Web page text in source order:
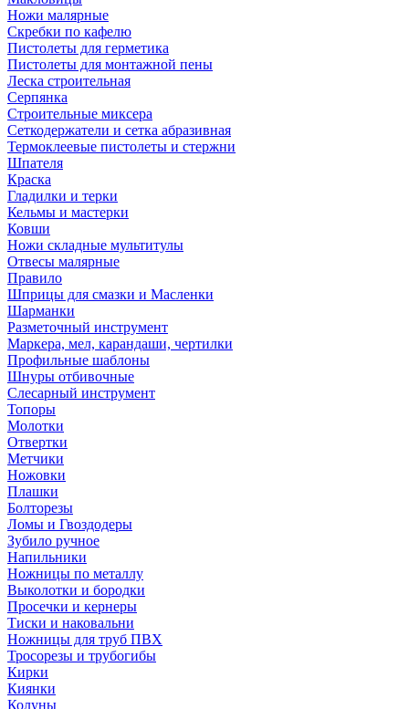
Ножи малярные
Скребки по кафелю
Пистолеты для герметика
Пистолеты для монтажной пены
Леска строительная
Серпянка
Строительные миксера
Сеткодержатели и сетка абразивная
Термоклеевые пистолеты и стержни
Шпателя
Краска
Гладилки и терки
Кельмы и мастерки
Ковши
Ножи складные мультитулы
Отвесы малярные
Правило
Шприцы для смазки и Масленки
Шарманки
Разметочный инструмент
Маркера, мел, карандаши, чертилки
Профильные шаблоны
Шнуры отбивочные
Слесарный инструмент
Топоры
Молотки
Отвертки
Метчики
Ножовки
Плашки
Болторезы
Ломы и Гвоздодеры
Зубило ручное
Напильники
Ножницы по металлу
Выколотки и бородки
Просечки и кернеры
Тиски и наковальни
Ножницы для труб ПВХ
Тросорезы и трубогибы
Кирки
Киянки
Колуны